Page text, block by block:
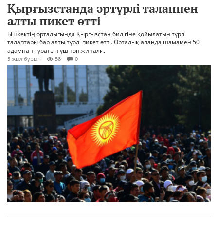
Қырғызстанда әртүрлі талаппен
алты пикет өтті
Бішкектің орталығында Қырғызстан билігіне қойылатын түрлі
талаптары бар алты түрлі пикет өтті. Орталық алаңда шамамен 50
адамнан тұратын үш топ жиналғ..
5 жыл бұрын 58 0